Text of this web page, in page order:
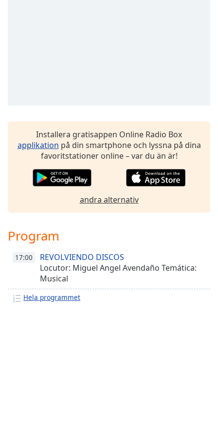
Family
Close
Modal
Dialog
Installera gratisappen Online Radio Box
applikation på din smartphone och lyssna på dina
favoritstationer online – var du än är!
andra alternativ
Program
17:00
REVOLVIENDO DISCOS
Locutor: Miguel Angel Avendaño Temática:
Musical
Hela programmet